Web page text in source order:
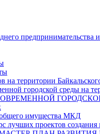
предпринимательства
на территории
городской среды на
имущества МКД
лучших проектов